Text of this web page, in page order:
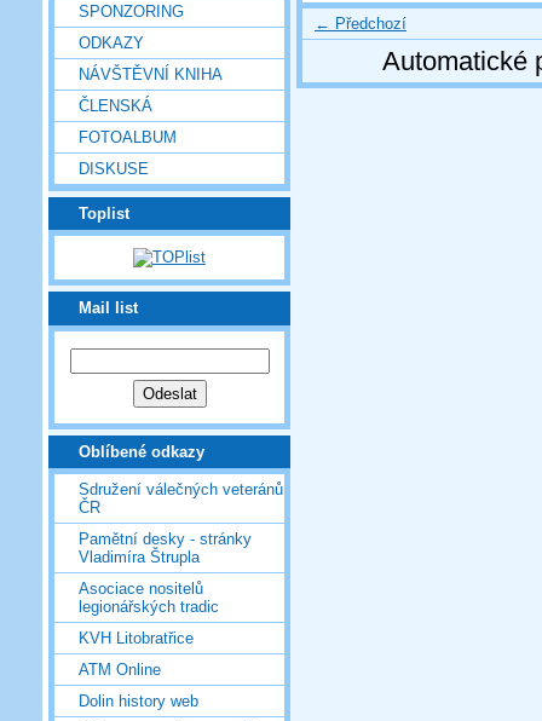
SPONZORING
ODKAZY
NÁVŠTĚVNÍ KNIHA
ČLENSKÁ
FOTOALBUM
DISKUSE
Toplist
Mail list
Oblíbené odkazy
Sdružení válečných veteránů
ČR
Pamětní desky - stránky
Vladimíra Štrupla
Asociace nositelů
legionářských tradic
KVH Litobratřice
ATM Online
Dolin history web
← Předchozí
Automatické